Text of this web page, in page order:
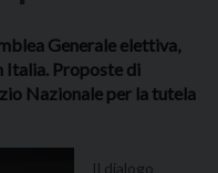
Generale elettiva,
Italia. Proposte di
Nazionale per la tutela
Il dialogo